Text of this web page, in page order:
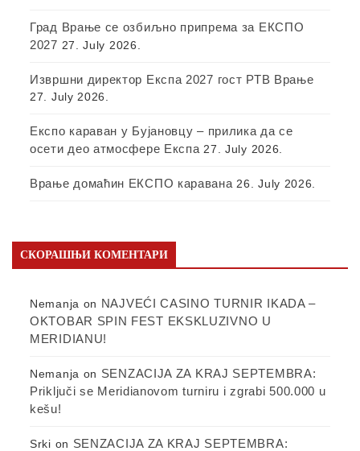
Град Врање се озбиљно припрема за ЕКСПО
2027 27. July 2026.
Извршни директор Експа 2027 гост РТВ Врање
27. July 2026.
Експо караван у Бујановцу – прилика да се
осети део атмосфере Експа 27. July 2026.
Врање домаћин ЕКСПО каравана 26. July 2026.
СКОРАШЊИ КОМЕНТАРИ
Nemanja on NAJVEĆI CASINO TURNIR IKADA –
OKTOBAR SPIN FEST EKSKLUZIVNO U
MERIDIANU!
Nemanja on SENZACIJA ZA KRAJ SEPTEMBRA:
Priključi se Meridianovom turniru i zgrabi 500.000 u
kešu!
Srki on SENZACIJA ZA KRAJ SEPTEMBRA: